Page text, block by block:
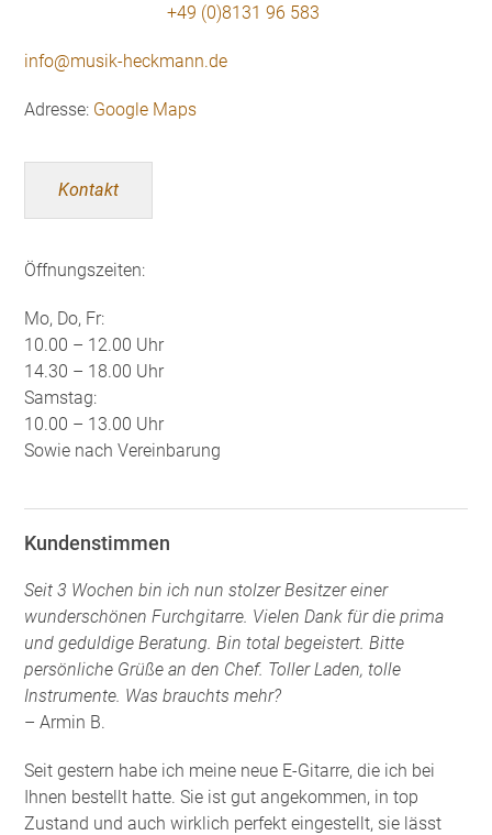
+49 (0)8131 96 583
info@musik-heckmann.de
Adresse: Google Maps
Kontakt
Öffnungszeiten:
Mo, Do, Fr:
10.00 – 12.00 Uhr
14.30 – 18.00 Uhr
Samstag:
10.00 – 13.00 Uhr
Sowie nach Vereinbarung
Kundenstimmen
Seit 3 Wochen bin ich nun stolzer Besitzer einer
wunderschönen Furchgitarre. Vielen Dank für die prima
und geduldige Beratung. Bin total begeistert. Bitte
persönliche Grüße an den Chef. Toller Laden, tolle
Instrumente. Was brauchts mehr?
– Armin B.
Seit gestern habe ich meine neue E-Gitarre, die ich bei
Ihnen bestellt hatte. Sie ist gut angekommen, in top
Zustand und auch wirklich perfekt eingestellt, sie lässt